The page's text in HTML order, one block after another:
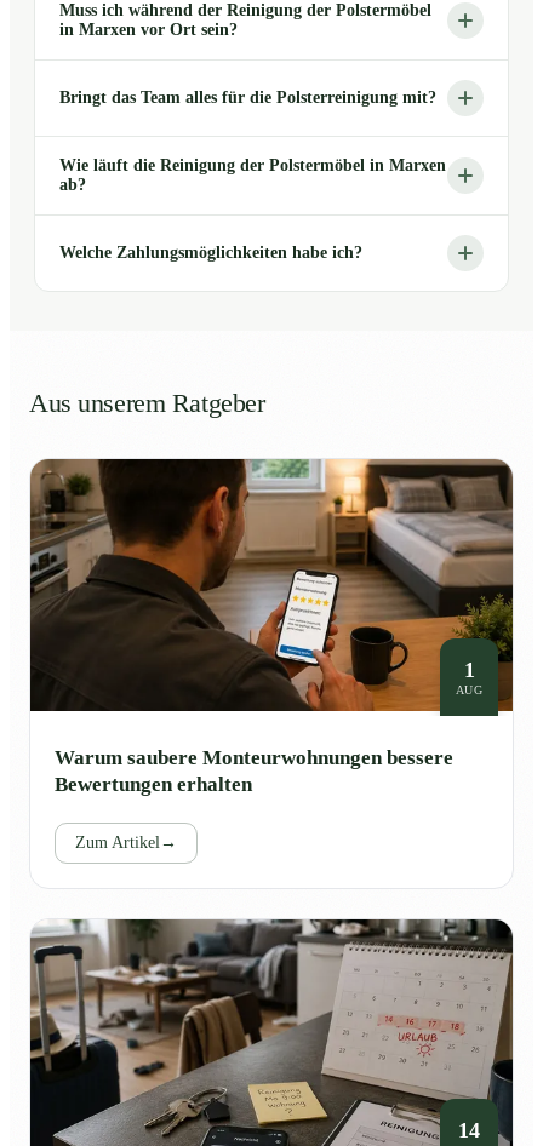
Muss ich während der Reinigung der Polstermöbel
in Marxen vor Ort sein?
Bringt das Team alles für die Polsterreinigung mit?
Wie läuft die Reinigung der Polstermöbel in Marxen
ab?
Welche Zahlungsmöglichkeiten habe ich?
Aus unserem Ratgeber
1
AUG
Warum saubere Monteurwohnungen bessere
Bewertungen erhalten
Zum Artikel→
14